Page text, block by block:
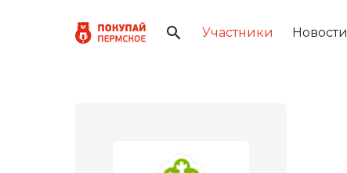
Участники Новости